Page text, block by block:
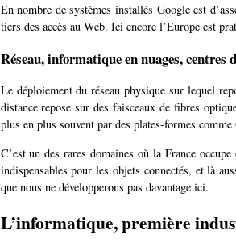
En nombre de systèmes installés Google est
tiers des accès au Web. Ici encore l’Europe est
Réseau, informatique en nuages, centres
Le déploiement du réseau physique sur lequel
distance repose sur des faisceaux de fibres
plus en plus souvent par des plates-formes
C’est un des rares domaines où la France
indispensables pour les objets connectés, et là
que nous ne développerons pas davantage ici.
L’informatique, première